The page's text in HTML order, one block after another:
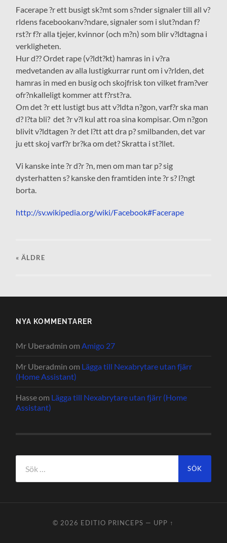
Facerape ?r ett busigt sk?mt som s?nder signaler till all v?
rldens facebookanv?ndare, signaler som i slut?ndan f?
rst?r f?r alla tjejer, kvinnor (och m?n) som blir v?ldtagna i
verkligheten.
Hur d?? Ordet rape (v?ldt?kt) hamras in i v?ra
medvetanden av alla lustigkurrar runt om i v?rlden, det
hamras in med en busig och skojfrisk ton vilket fram?ver
ofr?nkalleligt kommer att f?rst?ra.
Om det ?r ett lustigt bus att v?ldta n?gon, varf?r ska man
d? l?ta bli? det ?r v?l kul att roa sina kompisar. Om n?gon
blivit v?ldtagen ?r det l?tt att dra p? smilbanden, det var
ju ett skoj varf?r br?ka om det? Skratta i st?llet.
Vi kanske inte ?r d?r ?n, men om man tar p? sig
dysterhatten s? kanske den framtiden inte ?r s? l?ngt
borta.
http://sv.wikipedia.org/wiki/Facebook#Facerape
« ÄLDRE
NYA KOMMENTARER
Mr Uberadmin om Amigo 27
Mr Uberadmin om Lägga till Nexabrytare utan fjärr
(Home Assistant)
Hasseom Lägga till Nexabrytare utan fjärr (Home
Assistant)
efter:
© 2026 EDITIO PRINCEPS — UPP ↑